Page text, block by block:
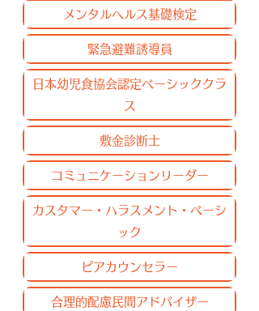
メンタルヘルス基礎検定
緊急避難誘導員
日本幼児食協会認定ベーシッククラ
ス
敷金診断士
コミュニケーションリーダー
カスタマー・ハラスメント・ベーシ
ック
ピアカウンセラー
合理的配慮民間アドバイザー